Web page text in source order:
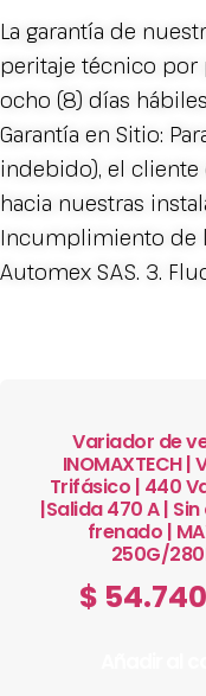
La garantía de
peritaje técnico por
ocho (8) días
Garantía en Sitio:
indebido), el cliente
hacia nuestras
Incumplimiento de
Automex SAS. 3.
Variador de
INOMAXTECH |
Trifásico | 440
|Salida 470 A |
frenado |
250G/
$